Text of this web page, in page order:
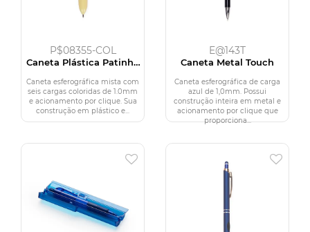
P$08355-COL
Caneta Plástica Patinha
Caneta esferográfica mista com
seis cargas coloridas de 1.0mm
e acionamento por clique. Sua
construção em plástico e...
E@143T
Caneta Metal Touch
Caneta esferográfica de carga
azul de 1,0mm. Possui
construção inteira em metal e
acionamento por clique que
proporciona...